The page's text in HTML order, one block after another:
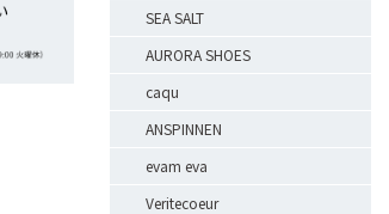
SEA SALT
AURORA SHOES
caqu
ANSPINNEN
evam eva
Veritecoeur